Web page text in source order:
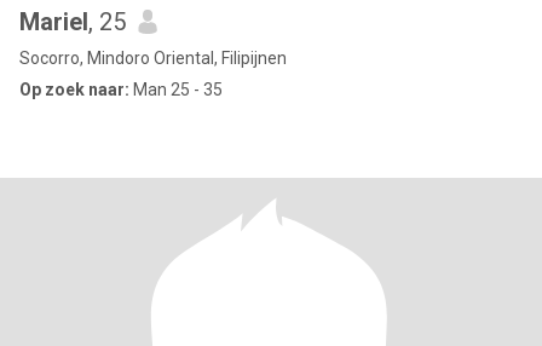
Mariel, 25
Socorro, Mindoro Oriental, Filipijnen
Op zoek naar: Man 25 - 35